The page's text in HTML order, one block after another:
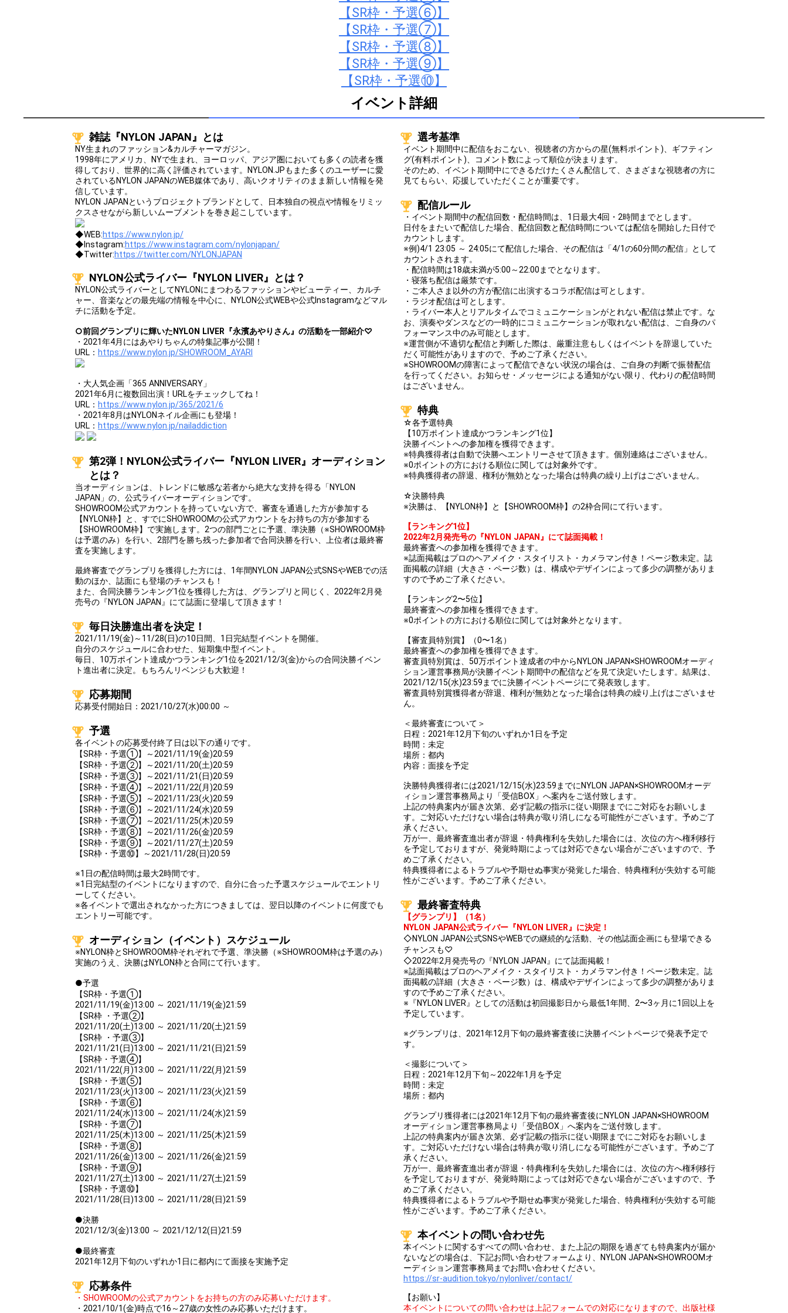
【SR枠・予選⑥】
【SR枠・予選⑦】
【SR枠・予選⑧】
【SR枠・予選⑨】
【SR枠・予選⑩】
イベント詳細
雑誌『NYLON JAPAN』とは
NY生まれのファッション&カルチャーマガジン。
1998年にアメリカ、NYで生まれ、ヨーロッパ、アジア圏においても多くの読者を獲
得しており、世界的に高く評価されています。NYLON.JPもまた多くのユーザーに愛
されているNYLON JAPANのWEB媒体であり、高いクオリティのまま新しい情報を発
信しています。
NYLON JAPANというプロジェクトブランドとして、日本独自の視点や情報をリミッ
クスさせながら新しいムーブメントを巻き起こしています。
◆WEB:https://www.nylon.jp/
◆Instagram:https://www.instagram.com/nylonjapan/
◆Twitter:https://twitter.com/NYLONJAPAN
NYLON公式ライバー『NYLON LIVER』とは？
NYLON公式ライバーとしてNYLONにまつわるファッションやビューティー、カルチ
ャー、音楽などの最先端の情報を中心に、NYLON公式WEBや公式Instagramなどマル
チに活動を予定。
○前回グランプリに輝いたNYLON LIVER『永濱あやりさん』の活動を一部紹介♡
・2021年4月にはあやりちゃんの特集記事が公開！
URL： https://www.nylon.jp/SHOWROOM_AYARI
・大人気企画「365 ANNIVERSARY」
2021年6月に複数回出演！URLをチェックしてね！
URL： https://www.nylon.jp/365/2021/6
・2021年8月はNYLONネイル企画にも登場！
URL： https://www.nylon.jp/nailaddiction
第2弾！NYLON公式ライバー『NYLON LIVER』オーディション
とは？
当オーディションは、トレンドに敏感な若者から絶大な支持を得る「NYLON
JAPAN」の、公式ライバーオーディションです。
SHOWROOM公式アカウントを持っていない方で、審査を通過した方が参加する
【NYLON枠】と、すでにSHOWROOMの公式アカウントをお持ちの方が参加する
【SHOWROOM枠】で実施します。2つの部門ごとに予選、準決勝（※SHOWROOM枠
は予選のみ）を行い、2部門を勝ち残った参加者で合同決勝を行い、上位者は最終審
査を実施します。
最終審査でグランプリを獲得した方には、1年間NYLON JAPAN公式SNSやWEBでの活
動のほか、誌面にも登場のチャンスも！
また、合同決勝ランキング1位を獲得した方は、グランプリと同じく、2022年2月発
売号の『NYLON JAPAN』にて誌面に登場して頂きます！
毎日決勝進出者を決定！
2021/11/19(金)～11/28(日)の10日間、1日完結型イベントを開催。
自分のスケジュールに合わせた、短期集中型イベント。
毎日、10万ポイント達成かつランキング1位を2021/12/3(金)からの合同決勝イベン
ト進出者に決定。もちろんリベンジも大歓迎！
応募期間
応募受付開始日：2021/10/27(水)00:00 ～
予選
各イベントの応募受付終了日は以下の通りです。
【SR枠・予選①】～2021/11/19(金)20:59
【SR枠・予選②】～2021/11/20(土)20:59
【SR枠・予選③】～2021/11/21(日)20:59
【SR枠・予選④】～2021/11/22(月)20:59
【SR枠・予選⑤】～2021/11/23(火)20:59
【SR枠・予選⑥】～2021/11/24(水)20:59
【SR枠・予選⑦】～2021/11/25(木)20:59
【SR枠・予選⑧】～2021/11/26(金)20:59
【SR枠・予選⑨】～2021/11/27(土)20:59
【SR枠・予選⑩】～2021/11/28(日)20:59
※1日の配信時間は最大2時間です。
※1日完結型のイベントになりますので、自分に合った予選スケジュールでエントリ
ーしてください。
※各イベントで選出されなかった方につきましては、翌日以降のイベントに何度でも
エントリー可能です。
オーディション（イベント）スケジュール
※NYLON枠とSHOWROOM枠それぞれで予選、準決勝（※SHOWROOM枠は予選のみ）
実施のうえ、決勝はNYLON枠と合同にて行います。
●予選
【SR枠・予選①】
2021/11/19(金)13:00 ～ 2021/11/19(金)21:59
【SR枠 ・予選②】
2021/11/20(土)13:00 ～ 2021/11/20(土)21:59
【SR枠 ・予選③】
2021/11/21(日)13:00 ～ 2021/11/21(日)21:59
【SR枠・予選④】
2021/11/22(月)13:00 ～ 2021/11/22(月)21:59
【SR枠・予選⑤】
2021/11/23(火)13:00 ～ 2021/11/23(火)21:59
【SR枠・予選⑥】
2021/11/24(水)13:00 ～ 2021/11/24(水)21:59
【SR枠・予選⑦】
2021/11/25(木)13:00 ～ 2021/11/25(木)21:59
【SR枠・予選⑧】
2021/11/26(金)13:00 ～ 2021/11/26(金)21:59
【SR枠・予選⑨】
2021/11/27(土)13:00 ～ 2021/11/27(土)21:59
【SR枠・予選⑩】
2021/11/28(日)13:00 ～ 2021/11/28(日)21:59
●決勝
2021/12/3(金)13:00 ～ 2021/12/12(日)21:59
●最終審査
2021年12月下旬のいずれか1日に都内にて面接を実施予定
応募条件
・SHOWROOMの公式アカウントをお持ちの方のみ応募いただけます。
・2021/10/1(金)時点で16～27歳の女性のみ応募いただけます。
選考基準
イベント期間中に配信をおこない、視聴者の方からの星(無料ポイント)、ギフティン
グ(有料ポイント)、コメント数によって順位が決まります。
そのため、イベント期間中にできるだけたくさん配信して、さまざまな視聴者の方に
見てもらい、応援していただくことが重要です。
配信ルール
・イベント期間中の配信回数・配信時間は、1日最大4回・2時間までとします。
日付をまたいで配信した場合、配信回数と配信時間については配信を開始した日付で
カウントします。
※例)4/1 23:05 ～ 24:05にて配信した場合、その配信は「4/1の60分間の配信」として
カウントされます。
・配信時間は18歳未満が5:00～22:00までとなります。
・寝落ち配信は厳禁です。
・ご本人さま以外の方が配信に出演するコラボ配信は可とします。
・ラジオ配信は可とします。
・ライバー本人とリアルタイムでコミュニケーションがとれない配信は禁止です。な
お、演奏やダンスなどの一時的にコミュニケーションが取れない配信は、ご自身のパ
フォーマンス中のみ可能とします。
※運営側が不適切な配信と判断した際は、厳重注意もしくはイベントを辞退していた
だく可能性がありますので、予めご了承ください。
※SHOWROOMの障害によって配信できない状況の場合は、ご自身の判断で振替配信
を行ってください。お知らせ・メッセージによる通知がない限り、代わりの配信時間
はございません。
特典
☆各予選特典
【10万ポイント達成かつランキング1位】
決勝イベントへの参加権を獲得できます。
※特典獲得者は自動で決勝へエントリーさせて頂きます。個別連絡はございません。
※0ポイントの方における順位に関しては対象外です。
※特典獲得者の辞退、権利が無効となった場合は特典の繰り上げはございません。
☆決勝特典
※決勝は、【NYLON枠】と【SHOWROOM枠】の2枠合同にて行います。
【ランキング1位】
2022年2月発売号の『NYLON JAPAN』にて誌面掲載！
最終審査への参加権を獲得できます。
※誌面掲載はプロのヘアメイク・スタイリスト・カメラマン付き！ページ数未定。誌
面掲載の詳細（大きさ・ページ数）は、構成やデザインによって多少の調整がありま
すので予めご了承ください。
【ランキング2〜5位】
最終審査への参加権を獲得できます。
※0ポイントの方における順位に関しては対象外となります。
【審査員特別賞】（0〜1名）
最終審査への参加権を獲得できます。
審査員特別賞は、50万ポイント達成者の中からNYLON JAPAN×SHOWROOMオーディ
ション運営事務局が決勝イベント期間中の配信などを見て決定いたします。結果は、
2021/12/15(水)23:59までに決勝イベントページにて発表致します。
審査員特別賞獲得者が辞退、権利が無効となった場合は特典の繰り上げはございませ
ん。
＜最終審査について＞
日程：2021年12月下旬のいずれか1日を予定
時間：未定
場所：都内
内容：面接を予定
決勝特典獲得者には2021/12/15(水)23:59までにNYLON JAPAN×SHOWROOMオーデ
ィション運営事務局より「受信BOX」へ案内をご送付致します。
上記の特典案内が届き次第、必ず記載の指示に従い期限までにご対応をお願いしま
す。ご対応いただけない場合は特典が取り消しになる可能性がございます。予めご了
承ください。
万が一、最終審査進出者が辞退・特典権利を失効した場合には、次位の方へ権利移行
を予定しておりますが、発覚時期によっては対応できない場合がございますので、予
めご了承ください。
特典獲得者によるトラブルや予期せぬ事実が発覚した場合、特典権利が失効する可能
性がございます。予めご了承ください。
最終審査特典
【グランプリ】（1名）
NYLON JAPAN公式ライバー『NYLON LIVER』に決定！
◇NYLON JAPAN公式SNSやWEBでの継続的な活動、その他誌面企画にも登場できる
チャンスも♡
◇2022年2月発売号の『NYLON JAPAN』にて誌面掲載！
※誌面掲載はプロのヘアメイク・スタイリスト・カメラマン付き！ページ数未定。誌
面掲載の詳細（大きさ・ページ数）は、構成やデザインによって多少の調整がありま
すので予めご了承ください。
※『NYLON LIVER』としての活動は初回撮影日から最低1年間、2〜3ヶ月に1回以上を
予定しています。
※グランプリは、2021年12月下旬の最終審査後に決勝イベントページで発表予定で
す。
＜撮影について＞
日程：2021年12月下旬～2022年1月を予定
時間：未定
場所：都内
グランプリ獲得者には2021年12月下旬の最終審査後にNYLON JAPAN×SHOWROOM
オーディション運営事務局より「受信BOX」へ案内をご送付致します。
上記の特典案内が届き次第、必ず記載の指示に従い期限までにご対応をお願いしま
す。ご対応いただけない場合は特典が取り消しになる可能性がございます。予めご了
承ください。
万が一、最終審査進出者が辞退・特典権利を失効した場合には、次位の方へ権利移行
を予定しておりますが、発覚時期によっては対応できない場合がございますので、予
めご了承ください。
特典獲得者によるトラブルや予期せぬ事実が発覚した場合、特典権利が失効する可能
性がございます。予めご了承ください。
本イベントの問い合わせ先
本イベントに関するすべての問い合わせ、また上記の期限を過ぎても特典案内が届か
ないなどの場合は、下記お問い合わせフォームより、NYLON JAPAN×SHOWROOMオ
ーディション運営事務局までお問い合わせください。
https://sr-audition.tokyo/nylonliver/contact/
【お願い】
本イベントについての問い合わせは上記フォームでの対応になりますので、出版社様